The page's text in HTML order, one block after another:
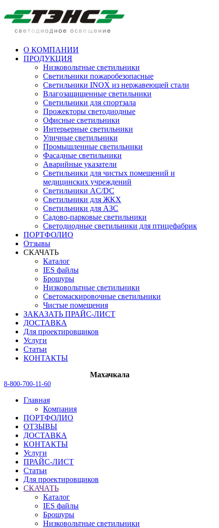
О КОМПАНИИ
ПРОДУКЦИЯ
Низковольтные светильники
Cветильники пожаробезопасные
Светильники INOX из нержавеющей стали
Влагозащищенные светильники
Светильники для спортзала
Прожекторы светодиодные
Офисные светильники
Интерьерные светильники
Уличные светильники
Промышленные светильники
Фасадные светильники
Аварийные указатели
Светильники для чистых помещений и
медицинских учреждений
Светильники AC/DC
Светильники для ЖКХ
Светильники для АЗС
Садово-парковые светильники
Светодиодные светильники для птицефабрик
ПОРТФОЛИО
Отзывы
СКАЧАТЬ
Каталог
IES файлы
Брошуры
Низковольтные светильники
Светомаскировочные светильники
Чистые помещения
ЗАКАЗАТЬ ПРАЙС-ЛИСТ
ДОСТАВКА
Для проектировщиков
Услуги
Статьи
КОНТАКТЫ
Махачкала
8-800-700-11-60
Главная
Компания
ПОРТФОЛИО
ОТЗЫВЫ
ДОСТАВКА
КОНТАКТЫ
Услуги
ПРАЙС-ЛИСТ
Статьи
Для проектировщиков
СКАЧАТЬ
Каталог
IES файлы
Брошуры
Низковольтные светильники